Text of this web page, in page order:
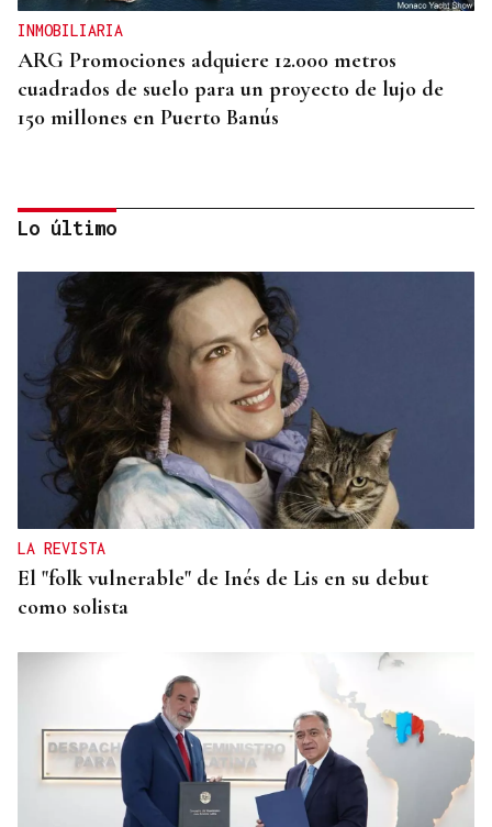
INMOBILIARIA
ARG Promociones adquiere 12.000 metros
cuadrados de suelo para un proyecto de lujo de
150 millones en Puerto Banús
INMOBILIARIA
La vivienda se dispara en el centro de Madrid:
crece el doble que los salarios en la última década
Lo último
LA REVISTA
El "folk vulnerable" de Inés de Lis en su debut
como solista